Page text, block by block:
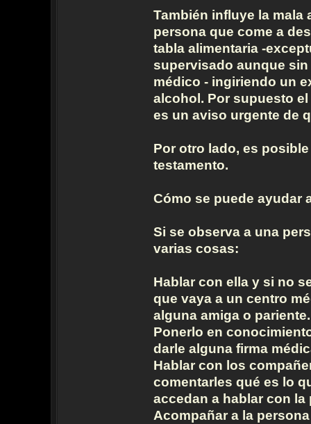
También influye la mala
persona que come a
tabla alimentaria -
supervisado aunque
médico - ingiriendo un
alcohol. Por supuesto
es un aviso urgente de
Por otro lado, es
testamento.
Cómo se puede ayudar
Si se observa a una
varias cosas:
Hablar con ella y si no
que vaya a un centro
alguna amiga o
Ponerlo en
darle alguna firma
Hablar con los
comentarles qué es lo
accedan a hablar con
Acompañar a la